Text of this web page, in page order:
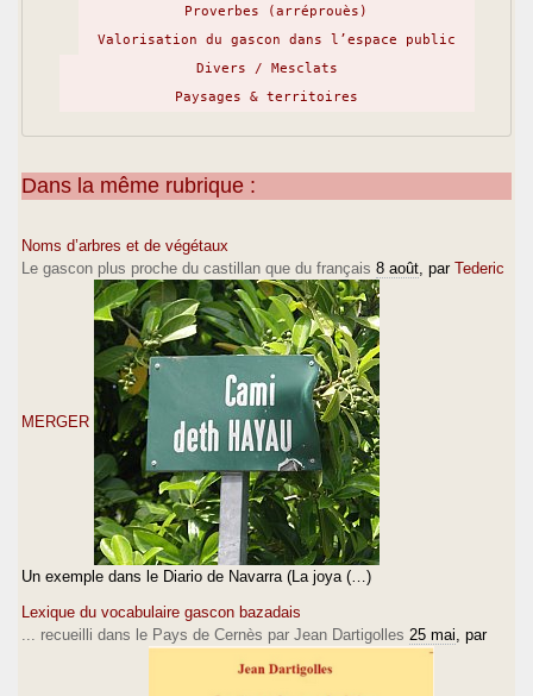
Proverbes (arréprouès)
Valorisation du gascon dans l’espace public
Divers / Mesclats
Paysages & territoires
Dans la même rubrique :
Noms d’arbres et de végétaux
Le gascon plus proche du castillan que du français 8 août , par Tederic
MERGER
Un exemple dans le Diario de Navarra (La joya (…)
Lexique du vocabulaire gascon bazadais
... recueilli dans le Pays de Cernès par Jean Dartigolles 25 mai , par